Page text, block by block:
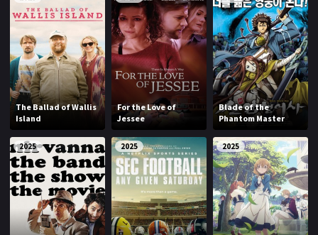
The Ballad of Wallis
Island
For the Love of
Jessee
Blade of the
Phantom Master
2025 2025 2025